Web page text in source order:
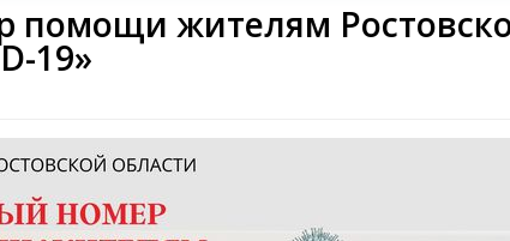
помощи жителям
19»